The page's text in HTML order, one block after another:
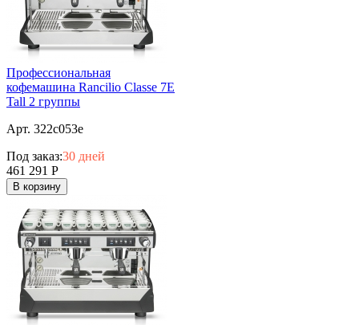
Профессиональная
кофемашина Rancilio Classe 7E
Tall 2 группы
Арт. 322c053e
Под заказ:30 дней
461 291 Р
В корзину